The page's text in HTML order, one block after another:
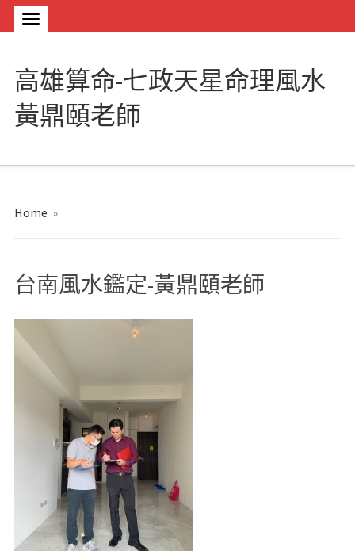
高雄算命-七政天星命理風水
黃鼎頤老師
Home »
台南風水鑑定-黃鼎頤老師